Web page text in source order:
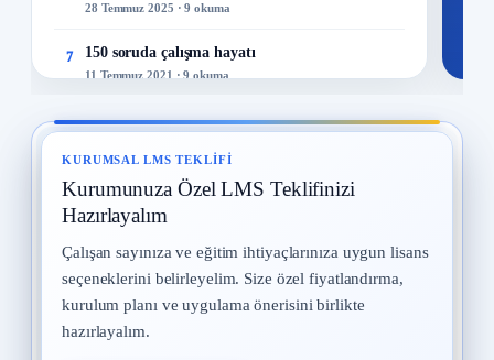
28 Temmuz 2025 · 9 okuma
7 150 soruda çalışma hayatı
11 Temmuz 2021 · 9 okuma
8 İş Güvenliği Tarihi
9 İş Güvenliği Uzmanları
12 Eylül 2025 · 8 okuma
10 Kadın Çalışanların Çalıştırılması
2 Eylül 2025 · 8 okuma
KURUMSAL LMS TEKLIFI
Kurumunuza Özel LMS Teklifinizi
Hazırlayalım
Çalışan sayınıza ve eğitim ihtiyaçlarınıza uygun lisans
seçeneklerini belirleyelim. Size özel fiyatlandırma,
kurulum planı ve uygulama önerisini birlikte
hazırlayalım.